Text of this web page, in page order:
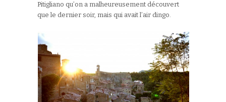
Pitigliano qu’on a malheureusement découvert
que le dernier soir, mais qui avait l’air dingo.